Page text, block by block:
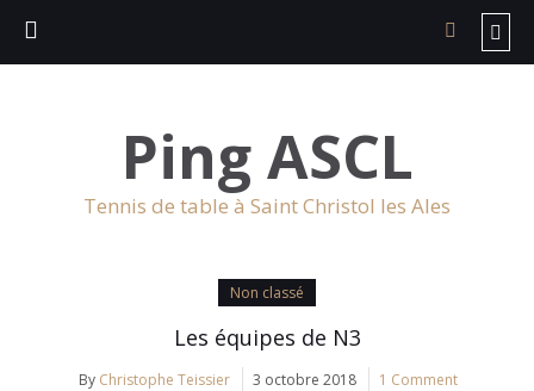
Ping ASCL
Tennis de table à Saint Christol les Ales
Non classé
Les équipes de N3
By Christophe Teissier 3 octobre 2018 1 Comment